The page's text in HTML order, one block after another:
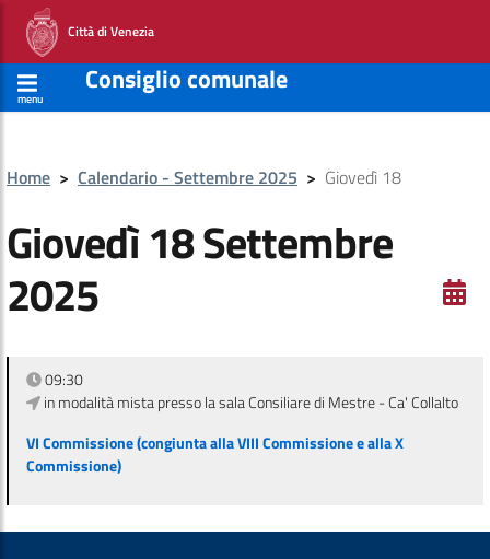
Città di Venezia
menu
Consiglio comunale
Home > Calendario - Settembre 2025 > Giovedì 18
Giovedì 18 Settembre
2025
09:30
in modalità mista presso la sala Consiliare di Mestre - Ca' Collalto
VI Commissione (congiunta alla VIII Commissione e alla X
Commissione)